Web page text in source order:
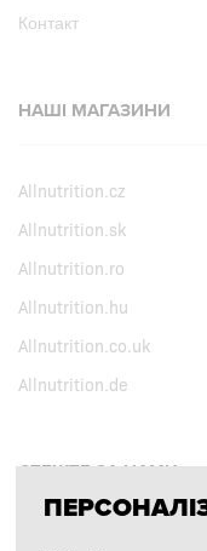
Контакт
НАШІ МАГАЗИНИ
Allnutrition.cz
Allnutrition.sk
Allnutrition.ro
Allnutrition.hu
Allnutrition.co.uk
Allnutrition.de
СТЕЖТЕ ЗА НАМИ